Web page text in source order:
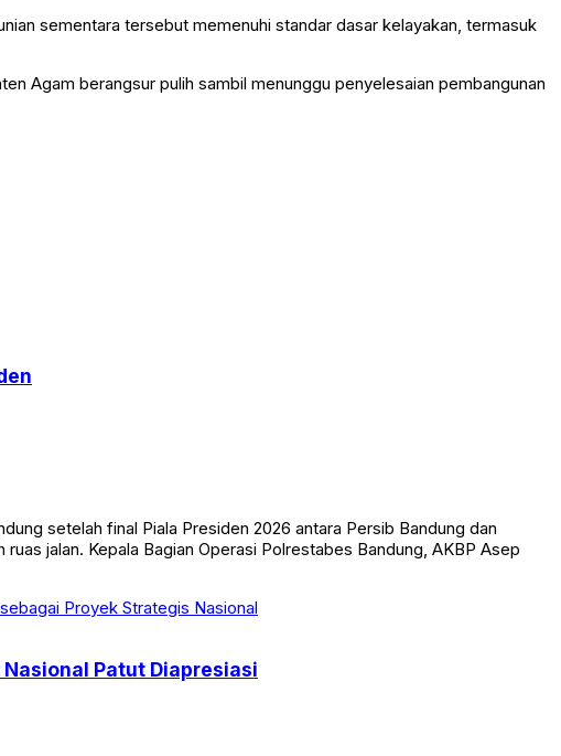
sementara tersebut memenuhi standar dasar kelayakan, termasuk
Agam berangsur pulih sambil menunggu penyelesaian pembangunan
setelah final Piala Presiden 2026 antara Persib Bandung dan
jalan. Kepala Bagian Operasi Polrestabes Bandung, AKBP Asep
Patut Diapresiasi